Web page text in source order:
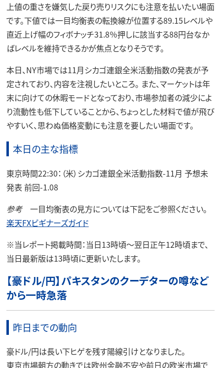
上値の重さを嫌気した戻り売りリスクにも注意を払いたい場面
です。下値では一目均衡表の転換線が位置する89.15レベルや
直近上げ幅のフィボナッチ31.8％押しに該当する88円台なか
ばレベルを維持できるかが焦点となりそうです。
本日、NY市場では11月シカゴ連銀全米活動指数の発表が予
定されており、内容を注視したいところ。 また、マーケットは年
末に向けての休暇モードとなっており、市場参加者の減少によ
り流動性も低下していることから、ちょっとした材料で値が飛び
やすいく、思わぬ価格変動にも注意を要したい場面です。
本日の主な指標
東京時間22:30：（米）シカゴ連銀全米活動指数-11月 予想未
発表 前回-1.08
参考一目均衡表の見方については下記をご参照ください。
楽天FXビギナーズガイド
※当レポート掲載時間：当日13時頃～翌日正午12時頃まで、
当日最新版は13時頃に更新いたします。
【豪ドル/円】パキスタンのクーデターの噂など
から一時急落
昨日までの動向
豪ドル/円は長い下ヒゲを残す陽線引けとなりました。
東京市場朝方の動きでは欧州金融不安や前日の欧米市場で